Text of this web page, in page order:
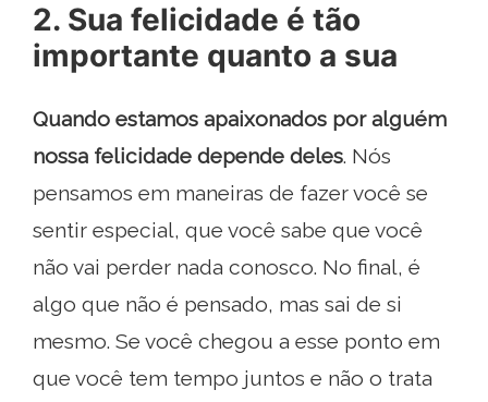
2. Sua felicidade é tão
importante quanto a sua
Quando estamos apaixonados por alguém
nossa felicidade depende deles. Nós
pensamos em maneiras de fazer você se
sentir especial, que você sabe que você
não vai perder nada conosco. No final, é
algo que não é pensado, mas sai de si
mesmo. Se você chegou a esse ponto em
que você tem tempo juntos e não o trata